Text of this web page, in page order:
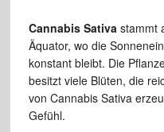
Cannabis Sativastammt
Äquator, wo die
konstant bleibt. Die
besitzt viele Blüten, die
von Cannabis Sativa
Gefühl.